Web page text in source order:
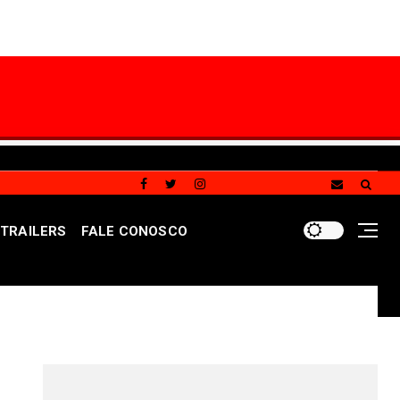
TRAILERS FALE CONOSCO
têm voz": Carlos Dalvan mobiliza apoiadores em